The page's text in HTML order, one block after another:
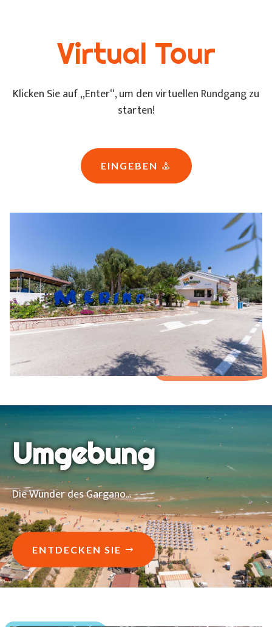
Virtual Tour
Klicken Sie auf „Enter“, um den virtuellen Rundgang zu
starten!
EINGEBEN
Umgebung
Die Wunder des Gargano...
ENTDECKEN SIE